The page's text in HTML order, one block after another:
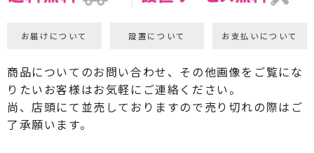
お届けについて 設置について お支払いについて
商品についてのお問い合わせ、その他画像をご覧にな
りたいお客様はお気軽にご連絡ください。
尚、店頭にて並売しておりますので売り切れの際はご
了承願います。